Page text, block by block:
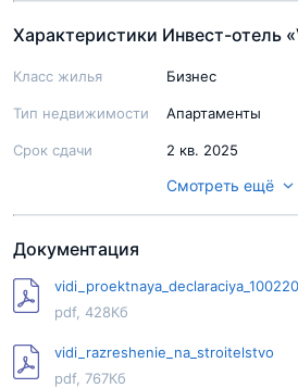
Характеристики Инвест-отель
Класс жилья Бизнес
Тип недвижимости Апартаменты
Срок сдачи 2 кв. 2025
Внутренние
Территория
Балкон/Лоджия Нет
Форма продажи
Смотреть ещё
Документация
pdf, 428Кб
vidi_razreshenie_na_stroitelstvo
pdf, 767Кб